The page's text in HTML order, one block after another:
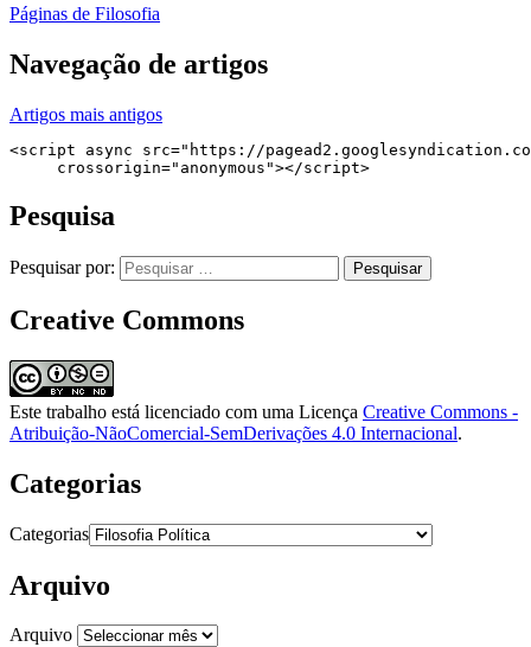
Páginas de Filosofia
Navegação de artigos
Artigos mais antigos
<script async src="https://
     crossorigin="anonymous"></script>
Pesquisa
Pesquisar por:
Creative Commons
Este trabalho está licenciado com uma Licença Creative Commons -
Atribuição-NãoComercial-SemDerivações 4.0 Internacional.
Categorias
Categorias
Arquivo
Arquivo